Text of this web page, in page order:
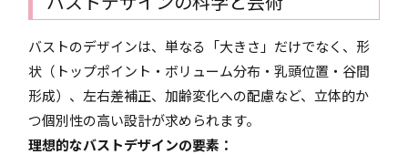
バストのデザインは、単なる「大きさ」だけでなく、形
状（トップポイント・ボリューム分布・乳頭位置・谷間
形成）、左右差補正、加齢変化への配慮など、立体的か
つ個別性の高い設計が求められます。
理想的なバストデザインの要素：